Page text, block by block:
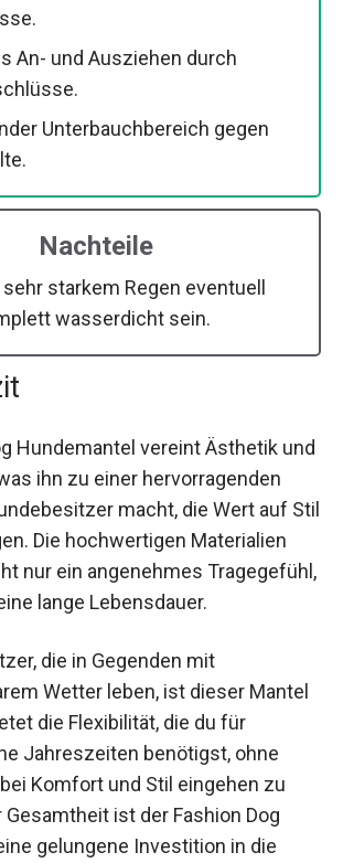
An- und Ausziehen durch
Unterbauchbereich gegen
Nachteile
sehr starkem Regen eventuell
wasserdicht sein.
Hundemantel vereint Ästhetik und
ihn zu einer hervorragenden
macht, die Wert auf Stil
Die hochwertigen Materialien
nur ein angenehmes Tragegefühl,
lange Lebensdauer.
die in Gegenden mit
Wetter leben, ist dieser Mantel
die Flexibilität, die du für
Jahreszeiten benötigst, ohne
Komfort und Stil eingehen zu
ist der Fashion Dog
gelungene Investition in die